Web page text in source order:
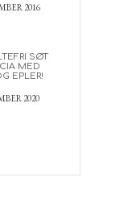
2016
SØT
MED
EPLER!
2020